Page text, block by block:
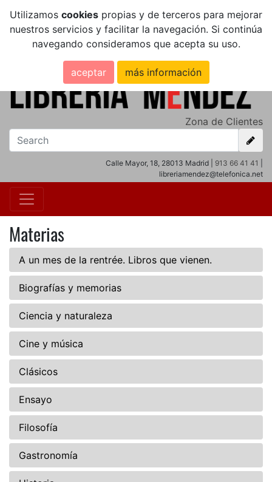
Utilizamos cookies propias y de terceros para mejorar
nuestros servicios y facilitar la navegación. Si continúa
navegando consideramos que acepta su uso.
aceptar más información
Zona de Clientes
Calle Mayor, 18, 28013 Madrid | 913 66 41 41
libreriamendez@telefonica.net
Materias
A un mes de la rentrée. Libros que vienen.
Biografías y memorias
Ciencia y naturaleza
Cine y música
Clásicos
Ensayo
Filosofía
Gastronomía